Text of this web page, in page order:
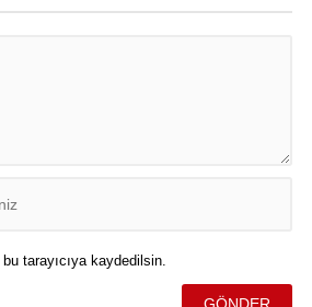
tarayıcıya kaydedilsin.